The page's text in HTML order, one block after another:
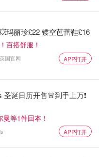
，当月球绕地球运行到
陨石坑。
玛丽珍£22 镂空芭蕾鞋£16
百搭舒服！
国官网 APP打开
诞日历开售🚨到手上万❗️
等1件回本！
APP打开